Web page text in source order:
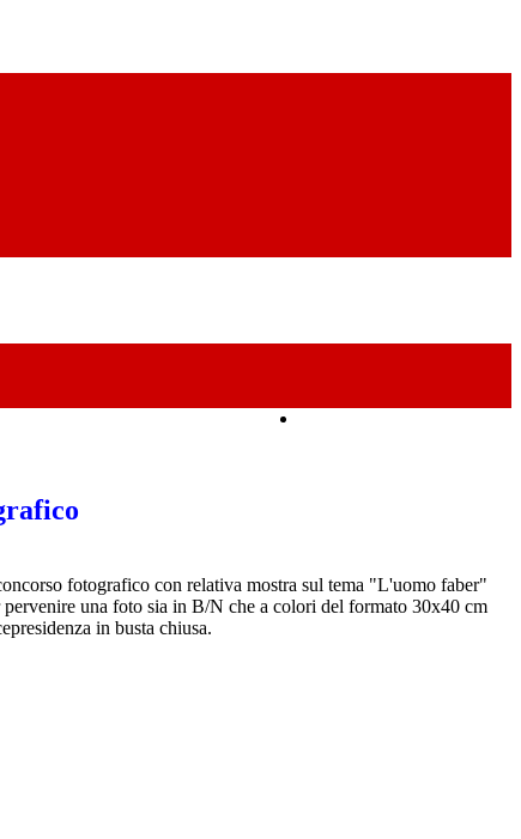
fotografico con relativa mostra sul tema "L'uomo faber"
una foto sia in B/N che a colori del formato 30x40 cm
in busta chiusa.